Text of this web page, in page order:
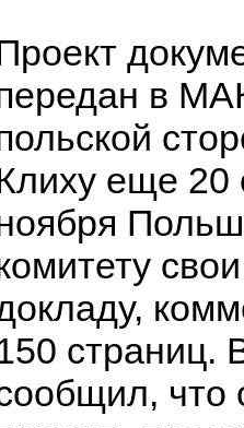
в
еще 20
страниц.
что